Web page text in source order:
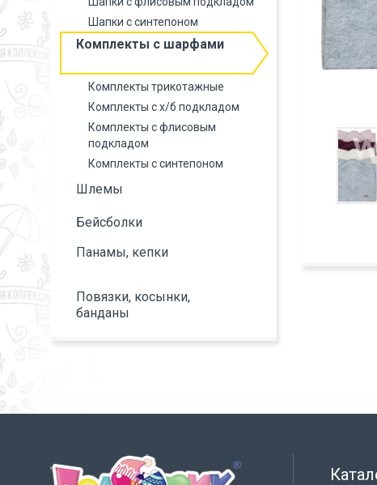
Шапки с синтепоном
Комплекты с шарфами
Комплекты трикотажные
Комплекты с х/б подкладом
Комплекты с флисовым
подкладом
Комплекты с синтепоном
Шлемы
Бейсболки
Панамы, кепки
Повязки, косынки,
банданы